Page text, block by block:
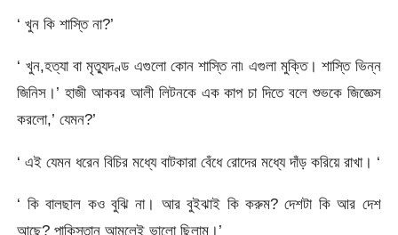
‘ খুন কি শাস্তি না?’
‘ খুন,হত্যা বা মৃত্যুদণ্ড এগুলো কোন শাস্তি না৷ এগুলা মুক্তি। শাস্তি ভিন্ন
জিনিস।’ হাজী আকবর আলী লিটনকে এক কাপ চা দিতে বলে শুভকে জিজ্ঞেস
করলো,’ যেমন?’
‘ এই যেমন ধরেন বিচির মধ্যে বাটকারা বেঁধে রোদের মধ্যে দাঁড় করিয়ে রাখা। ‘
‘ কি বালছাল কও বুঝি না। আর বুইঝাই কি করুম? দেশটা কি আর দেশ
আছে? পাকিস্তান আমলেই ভালো ছিলাম।’